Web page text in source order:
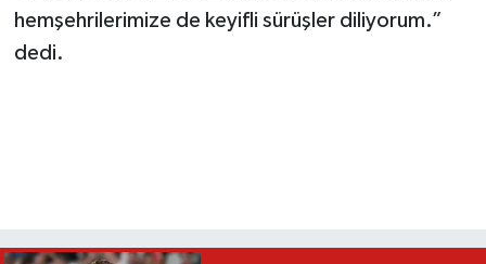
hemşehrilerimize de keyifli sürüşler diliyorum.”
dedi.